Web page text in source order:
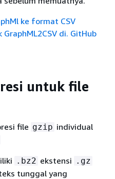
ke format CSV
di. GitHub
untuk file
file gzip individual
.bz2 ekstensi .gz
tunggal yang